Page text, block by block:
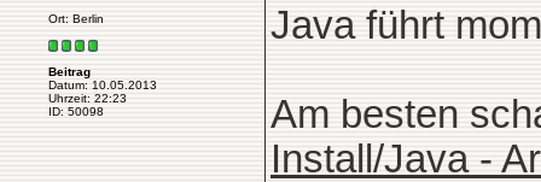
Ort: Berlin
Beitrag
Datum: 10.05.2013
Uhrzeit: 22:23
ID: 50098
Java führt
Am besten
Install/Java -